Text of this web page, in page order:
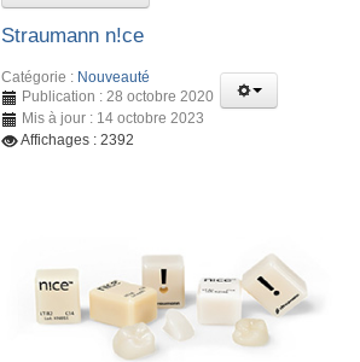
Straumann n!ce
Catégorie : Nouveauté
Publication : 28 octobre 2020
Mis à jour : 14 octobre 2023
Affichages : 2392